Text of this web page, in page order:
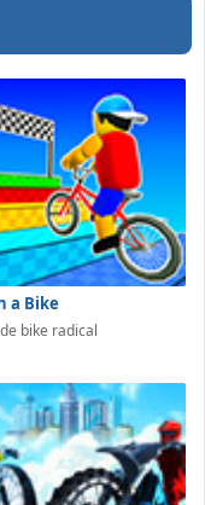
a Bike
bike radical